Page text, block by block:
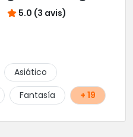
5.0 (3 avis)
Asiático
Fantasía + 19